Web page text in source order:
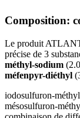
Composition:
Le produit
précise de 3
méthyl-sodium
méfenpyr-diéthyl
iodosulfuron-
mésosulfuron-